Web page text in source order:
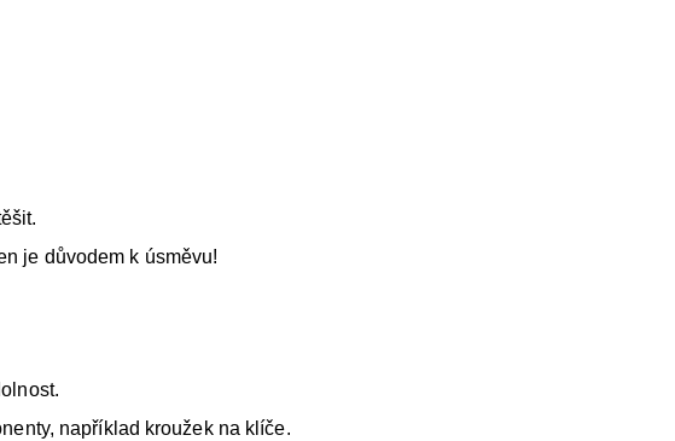
je důvodem k úsměvu!
například kroužek na klíče.